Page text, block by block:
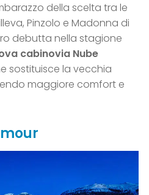
della scelta tra le
Pinzolo e Madonna di
debutta nella stagione
cabinovia Nube
sostituisce la vecchia
maggiore comfort e